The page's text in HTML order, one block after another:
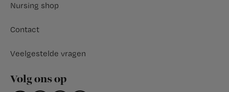
Nursing shop
Contact
Veelgestelde vragen
Volg ons op